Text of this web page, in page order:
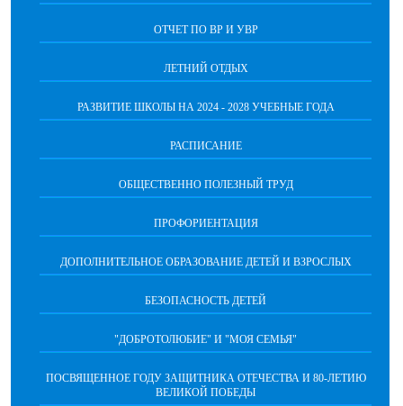
ОТЧЕТ ПО ВР И УВР
ЛЕТНИЙ ОТДЫХ
РАЗВИТИЕ ШКОЛЫ НА 2024 - 2028 УЧЕБНЫЕ ГОДА
РАСПИСАНИЕ
ОБЩЕСТВЕННО ПОЛЕЗНЫЙ ТРУД
ПРОФОРИЕНТАЦИЯ
ДОПОЛНИТЕЛЬНОЕ ОБРАЗОВАНИЕ ДЕТЕЙ И ВЗРОСЛЫХ
БЕЗОПАСНОСТЬ ДЕТЕЙ
"ДОБРОТОЛЮБИЕ" И "МОЯ СЕМЬЯ"
ПОСВЯЩЕННОЕ ГОДУ ЗАЩИТНИКА ОТЕЧЕСТВА И 80-ЛЕТИЮ
ВЕЛИКОЙ ПОБЕДЫ